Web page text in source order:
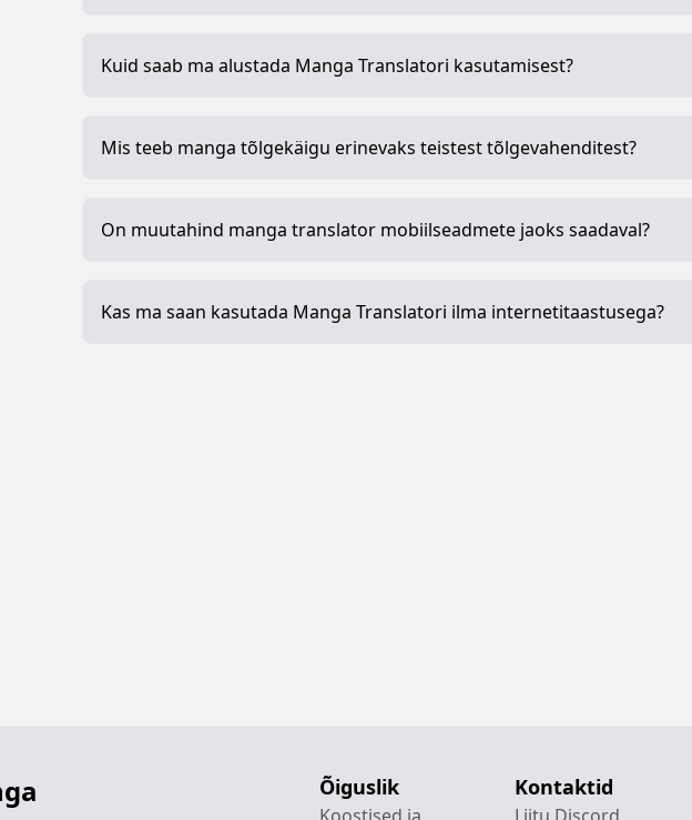
Kuid saab ma alustada Manga Translatori kasutamisest?
Mis teeb manga tõlgekäigu erinevaks teistest tõlgevahenditest?
On muutahind manga translator mobiilseadmete jaoks saadaval?
Kas ma saan kasutada Manga Translatori ilma internetitaastusega?
Õiguslik Kontaktid